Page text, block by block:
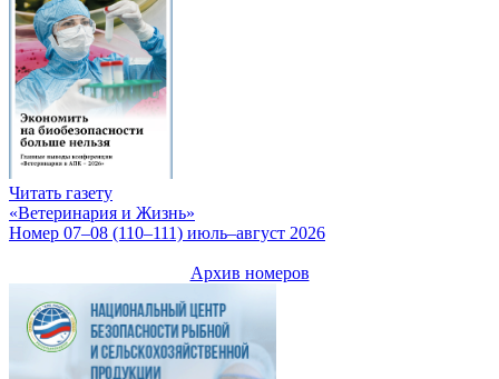
Читать газету
«Ветеринария и Жизнь»
Номер 07–08 (110–111) июль–август 2026
Архив номеров